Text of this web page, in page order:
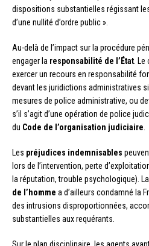
dispositions substantielles régissant
d’une nullité d’ordre public ».
Au-delà de l’impact sur la procédure
engager la responsabilité de l’État. Le
exercer un recours en responsabilité
devant les juridictions administratives
mesures de police administrative, ou
s’il s’agit d’une opération de police
du Code de l’organisation judiciaire.
Les préjudices indemnisables
lors de l’intervention, perte
la réputation, trouble psychologique). La
de l’homme a d’ailleurs condamné la
des intrusions disproportionnées,
substantielles aux requérants.